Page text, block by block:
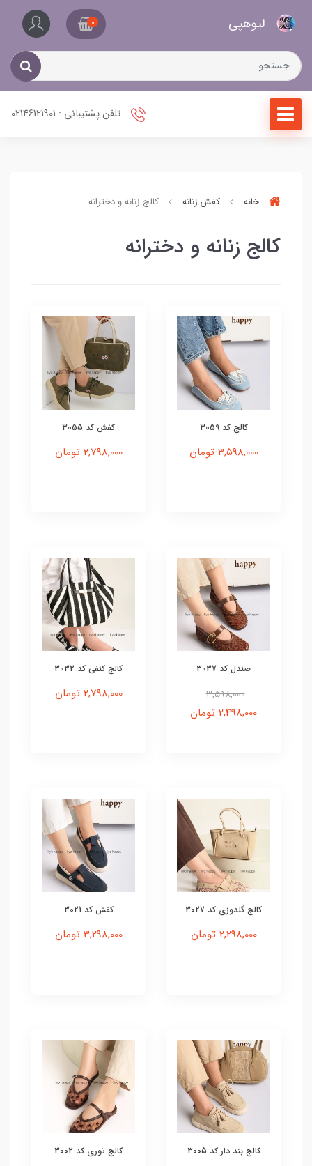
لیو‌هپی 0
تلفن پشتیبانی : 02146121901
خانه کفش زنانه کالج زنانه و دخترانه
کالج زنانه و دخترانه
کالج کد 3059
3,598,000 تومان
کفش کد 3055
2,798,000 تومان
صندل کد 3037
3,598,000
2,498,000 تومان
کالج کنفی کد 3032
2,798,000 تومان
کالج گلدوزی کد 3027
2,298,000 تومان
کفش کد 3021
3,298,000 تومان
کالج بند دار کد 3005 کالج توری کد 3002